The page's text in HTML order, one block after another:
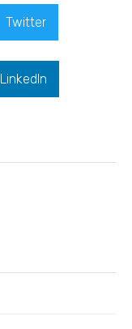
Twitter
LinkedIn